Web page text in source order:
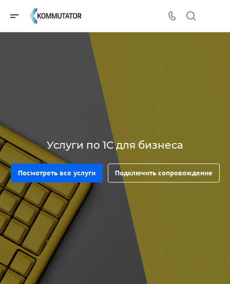
Услуги по 1С для бизнеса
Посмотреть все услуги Подключить сопровождение